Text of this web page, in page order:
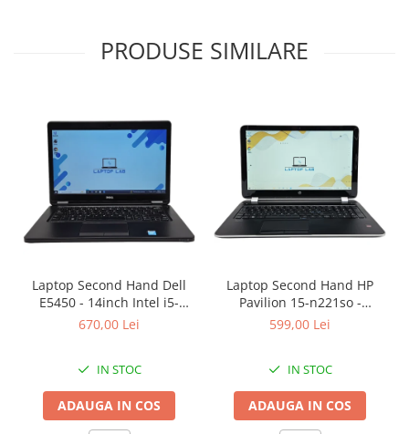
PRODUSE SIMILARE
Laptop Second Hand Dell
E5450 - 14inch Intel i5-
5300U 8GB RAM 256GB SSD
670,00 Lei
IN STOC
ADAUGA IN COS
Laptop Second Hand HP
Pavilion 15-n221so -
15.6inch AMD A6-5200 1GB
10 Refurbished
599,00 Lei
IN STOC
ADAUGA IN COS